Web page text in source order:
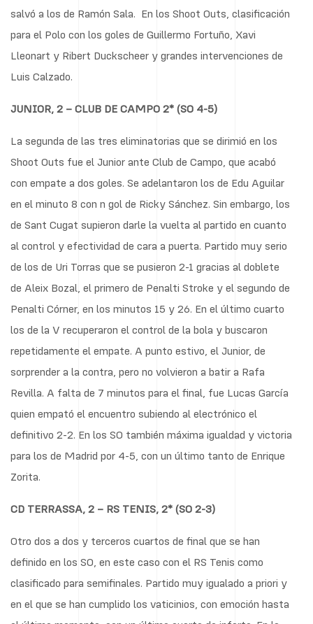
salvó a los de Ramón Sala. En los Shoot Outs, clasificación
para el Polo con los goles de Guillermo Fortuño, Xavi
Lleonart y Ribert Duckscheer y grandes intervenciones de
Luis Calzado.
JUNIOR, 2 – CLUB DE CAMPO 2* (SO 4-5)
La segunda de las tres eliminatorias que se dirimió en los
Shoot Outs fue el Junior ante Club de Campo, que acabó
con empate a dos goles. Se adelantaron los de Edu Aguilar
en el minuto 8 con n gol de Ricky Sánchez. Sin embargo, los
de Sant Cugat supieron darle la vuelta al partido en cuanto
al control y efectividad de cara a puerta. Partido muy serio
de los de Uri Torras que se pusieron 2-1 gracias al doblete
de Aleix Bozal, el primero de Penalti Stroke y el segundo de
Penalti Córner, en los minutos 15 y 26. En el último cuarto
los de la V recuperaron el control de la bola y buscaron
repetidamente el empate. A punto estivo, el Junior, de
sorprender a la contra, pero no volvieron a batir a Rafa
Revilla. A falta de 7 minutos para el final, fue Lucas García
quien empató el encuentro subiendo al electrónico el
definitivo 2-2. En los SO también máxima igualdad y victoria
para los de Madrid por 4-5, con un último tanto de Enrique
Zorita.
CD TERRASSA, 2 – RS TENIS, 2* (SO 2-3)
Otro dos a dos y terceros cuartos de final que se han
definido en los SO, en este caso con el RS Tenis como
clasificado para semifinales. Partido muy igualado a priori y
en el que se han cumplido los vaticinios, con emoción hasta